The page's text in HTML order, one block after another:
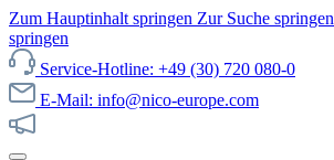
Zum Hauptinhalt springen Zur Suche springen
springen
Service-Hotline: +49 (30) 720 080-0
E-Mail: info@nico-europe.com